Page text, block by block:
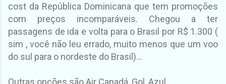
cost da República Dominicana que tem promoções
com preços incomparáveis. Chegou a ter
passagens de ida e volta para o Brasil por R$ 1.300 (
sim , você não leu errado, muito menos que um voo
do sul para o nordeste do Brasil)...